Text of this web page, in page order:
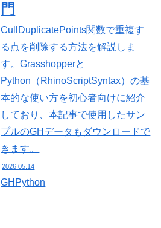
門
CullDuplicatePoints関数で重複す
る点を削除する方法を解説しま
す。Grasshopperと
Python（RhinoScriptSyntax）の基
本的な使い方を初心者向けに紹介
しており、本記事で使用したサン
プルのGHデータもダウンロードで
きます。
2026.05.14
GHPython